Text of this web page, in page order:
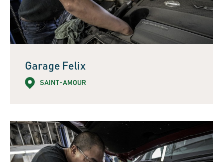
Garage Felix
SAINT-AMOUR